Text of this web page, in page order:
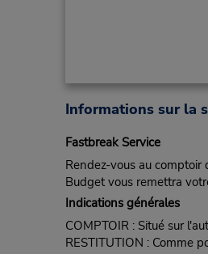
Informations sur la
Fastbreak Service
Rendez-vous au
Budget vous remettra
Indications générales
COMPTOIR : Situé sur
RESTITUTION : Comme